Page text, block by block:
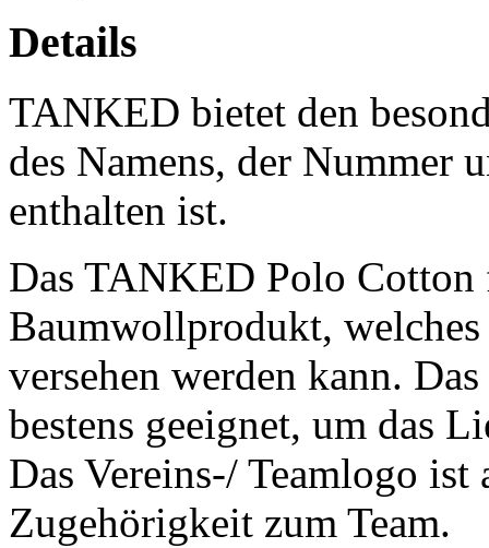
Details
TANKED bietet den
des Namens, der Nummer
enthalten ist.
Das TANKED Polo Cotton
Baumwollprodukt, welches
versehen werden kann.
bestens geeignet, um das
Das Vereins-/ Teamlogo
Zugehörigkeit zum Team.